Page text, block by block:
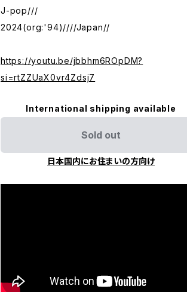
J-pop///
2024(org:'94)////Japan//
https://youtu.be/jbbhm6ROpDM?
si=rtZZUaX0vr4Zdsj7
International shipping available
Sold out
日本国内にお住まいの方向け